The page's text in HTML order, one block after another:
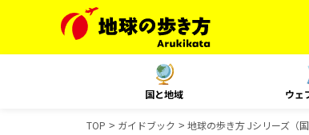
国と地域 ウェ
TOP ガイドブック 地球の歩き方 Jシリーズ（